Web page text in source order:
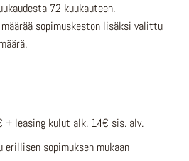
72 kuukauteen.
määrää sopimuskeston lisäksi valittu
+ leasing kulut alk. 14€ sis. alv.
erillisen sopimuksen mukaan